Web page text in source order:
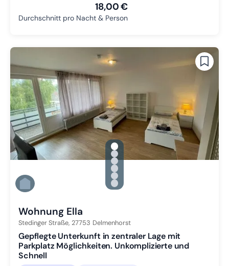
18,00 €
Durchschnitt pro Nacht & Person
gallery.slide_selector
Zu Slide 1 wechseln
Zu Slide 2 wechseln
Zu Slide 3 wechseln
Zu Slide 4 wechseln
Zu Slide 5 wechseln
Zu Slide 6 wechseln
Wohnung Ella
Stedinger Straße, 27753 Delmenhorst
Gepflegte Unterkunft in zentraler Lage mit
Parkplatz Möglichkeiten. Unkomplizierte und
Schnell